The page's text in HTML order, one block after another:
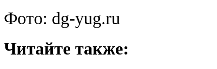
Фото: dg-yug.ru
Читайте также: